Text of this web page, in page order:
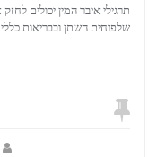
תרגילי איבר המין יכולים
שלפוחית ​​השתן ובבריאות